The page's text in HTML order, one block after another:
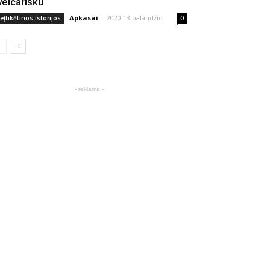
istorijos Apkasai - 2020 13 balandžio 0
- reklama -